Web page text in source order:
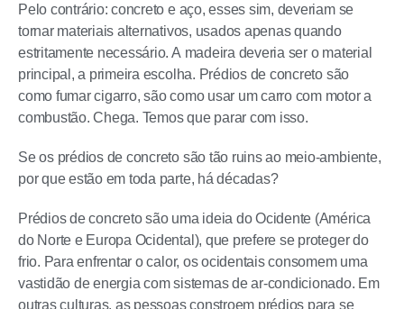
Pelo contrário: concreto e aço, esses sim, deveriam se
tornar materiais alternativos, usados apenas quando
estritamente necessário. A madeira deveria ser o material
principal, a primeira escolha. Prédios de concreto são
como fumar cigarro, são como usar um carro com motor a
combustão. Chega. Temos que parar com isso.
Se os prédios de concreto são tão ruins ao meio-ambiente,
por que estão em toda parte, há décadas?
Prédios de concreto são uma ideia do Ocidente (América
do Norte e Europa Ocidental), que prefere se proteger do
frio. Para enfrentar o calor, os ocidentais consomem uma
vastidão de energia com sistemas de ar-condicionado. Em
outras culturas, as pessoas constroem prédios para se